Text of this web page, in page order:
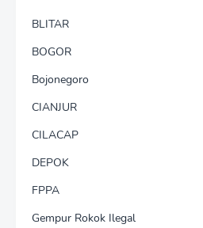
BLITAR
BOGOR
Bojonegoro
CIANJUR
CILACAP
DEPOK
FPPA
Gempur Rokok Ilegal